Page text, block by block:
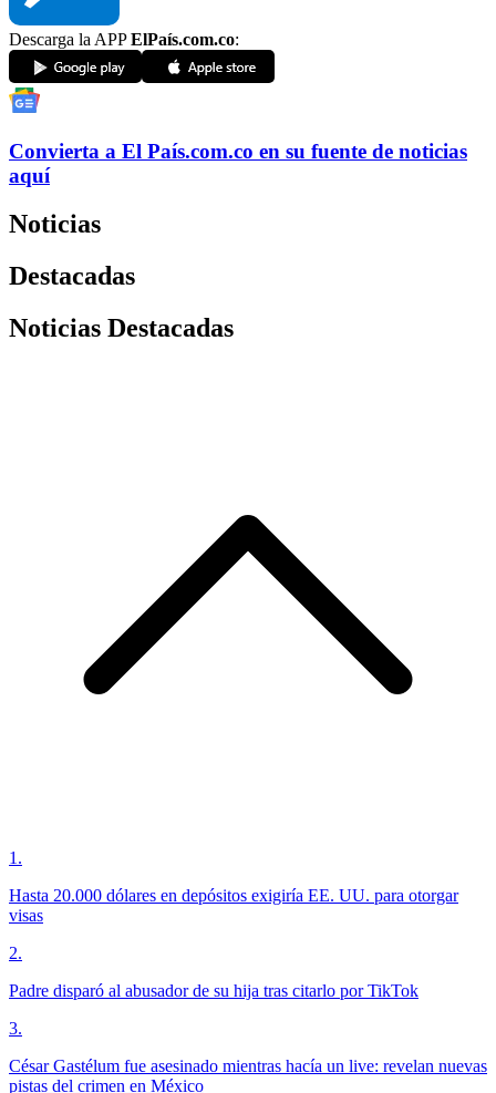
Descarga la APPElPaís.com.co:
Convierta a El País.com.co en su fuente de noticias
aquí
Noticias
Destacadas
Noticias Destacadas
1 .
Hasta 20.000 dólares en depósitos exigiría EE. UU. para otorgar
visas
2.
Padre disparó al abusador de su hija tras citarlo por TikTok
3.
César Gastélum fue asesinado mientras hacía un live: revelan nuevas
pistas del crimen en México